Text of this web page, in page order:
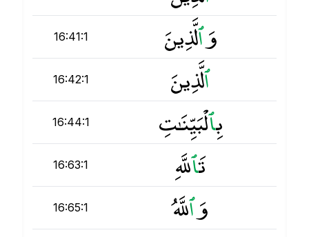
16:41:1 وَٱلَّذِينَ
16:42:1 ٱلَّذِينَ
16:44:1 بِٱلْبَيِّنَـٰتِ
16:63:1 تَٱللَّهِ
16:65:1 وَٱللَّهُ